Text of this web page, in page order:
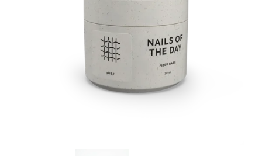
Kundenbewertungen